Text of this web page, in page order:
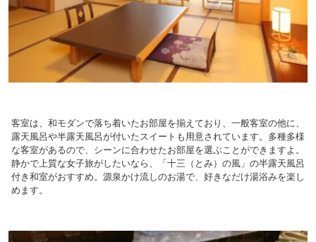
客室は、和モダンで落ち着いたお部屋を揃えており、一般客室の他に、
露天風呂や半露天風呂が付いたスイートも用意されています。多種多様
な客室があるので、シーンに合わせたお部屋を選ぶことができますよ。
静かで上質な女子旅がしたいなら、「十三（とみ）の風」の半露天風呂
付き和室がおすすめ。源泉かけ流しのお湯で、好きなだけ湯浴みを楽し
めます。